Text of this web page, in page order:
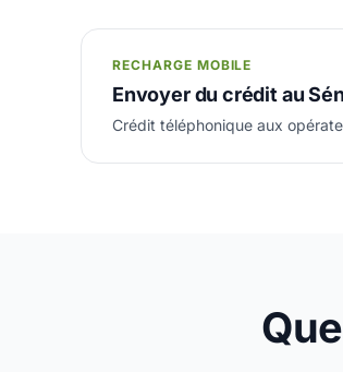
RECHARGE MOBILE
Envoyer du crédit au
Crédit téléphonique aux